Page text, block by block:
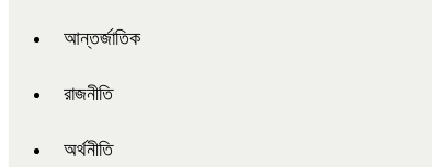
আন্তর্জাতিক
রাজনীতি
অর্থনীতি